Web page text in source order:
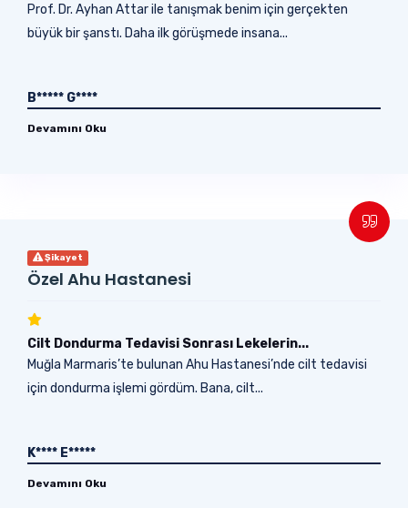
Prof. Dr. Ayhan Attar ile tanışmak benim için gerçekten
büyük bir şanstı. Daha ilk görüşmede insana...
B***** G****
Devamını Oku
Şikayet
Özel Ahu Hastanesi
Cilt Dondurma Tedavisi Sonrası Lekelerin...
Muğla Marmaris’te bulunan Ahu Hastanesi’nde cilt tedavisi
için dondurma işlemi gördüm. Bana, cilt...
K**** E*****
Devamını Oku